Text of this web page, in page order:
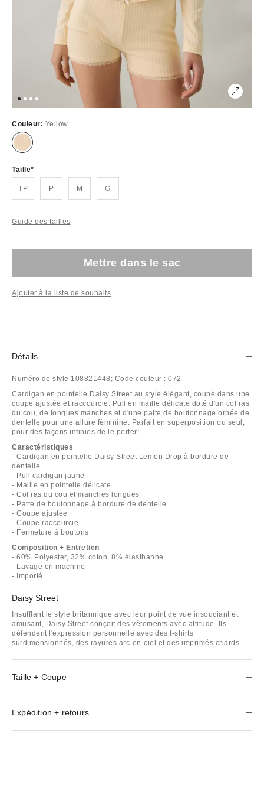
Couleur: Yellow
Taille
TP P M G
Guide des tailles
Mettre dans le sac
Ajouter à la liste de souhaits
Détails
Numéro de style 108821448; Code couleur : 072
Cardigan en pointelle Daisy Street au style élégant, coupé dans une
coupe ajustée et raccourcie. Pull en maille délicate doté d'un col ras
du cou, de longues manches et d'une patte de boutonnage ornée de
dentelle pour une allure féminine. Parfait en superposition ou seul,
pour des façons infinies de le porter!
Caractéristiques
- Cardigan en pointelle Daisy Street Lemon Drop à bordure de
dentelle
- Pull cardigan jaune
- Maille en pointelle délicate
- Col ras du cou et manches longues
- Patte de boutonnage à bordure de dentelle
- Coupe ajustée
- Coupe raccourcie
- Fermeture à boutons
Composition + Entretien
- 60% Polyester, 32% coton, 8% élasthanne
- Lavage en machine
- Importé
Daisy Street
Insufflant le style britannique avec leur point de vue insouciant et
amusant, Daisy Street conçoit des vêtements avec attitude. Ils
défendent l'expression personnelle avec des t-shirts
surdimensionnés, des rayures arc-en-ciel et des imprimés criards.
Taille + Coupe
Expédition + retours